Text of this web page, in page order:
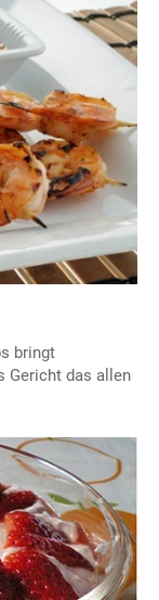
bringt
Gericht das allen